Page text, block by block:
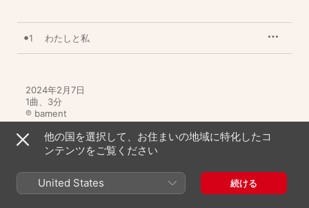
1 わたしと私
2024年2月7日
1曲、3分
℗ bament
E.sceneのその他の作品
他の国を選択して、お住まいの地域に特化したコ
ンテンツをご覧ください
United States 続ける